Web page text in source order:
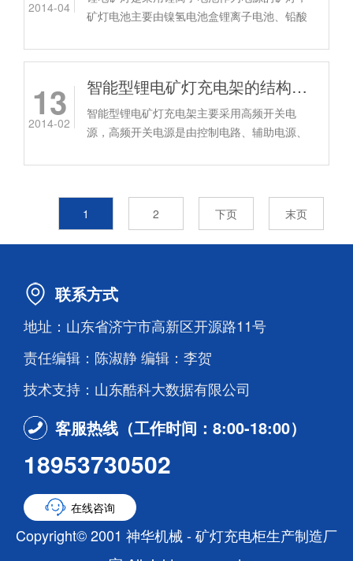
2014-04
矿灯电池主要由镍氢电池盒锂离子电池、铅酸
点被广泛的应用。
13
2014-02
智能型锂电矿灯充电架的结构性能
智能型锂电矿灯充电架主要采用高频开关电
源，高频开关电源是由控制电路、辅助电源、
1 2 下页 末页
联系方式
地址：山东省济宁市高新区开源路11号
责任编辑：陈淑静 编辑：李贺
技术支持：山东酷科大数据有限公司
客服热线（工作时间：8:00-18:00）
18953730502
在线咨询
Copyright© 2001 神华机械 - 矿灯充电柜生产制造厂